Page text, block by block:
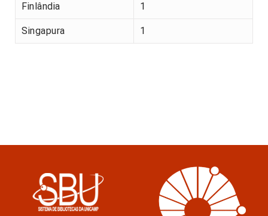
Finlândia 1
Singapura 1